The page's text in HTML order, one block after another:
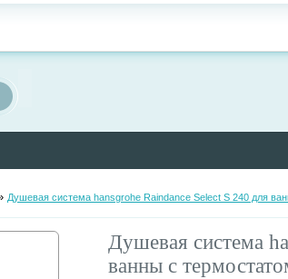
Душевая система hansgrohe Raindance Select S 240 для
Душевая система
ванны с